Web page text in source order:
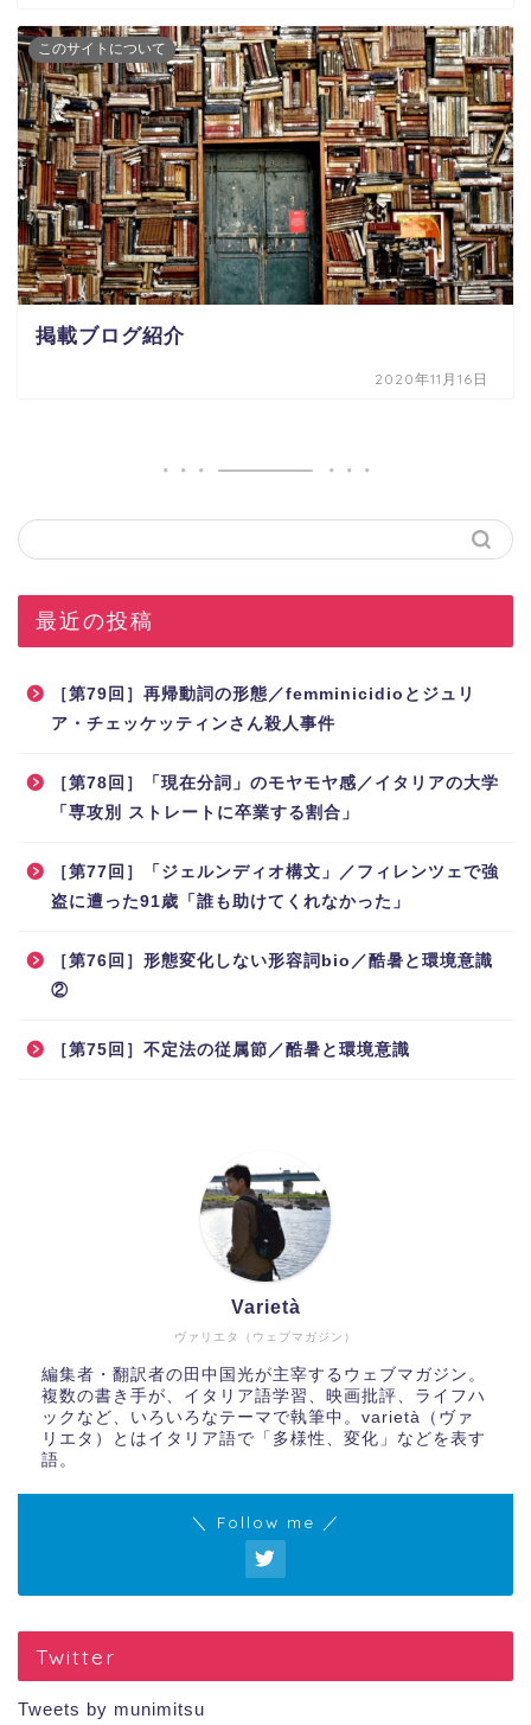
このサイトについて
掲載ブログ紹介
2020年11月16日
最近の投稿
［第79回］再帰動詞の形態／femminicidioとジュリ
ア・チェッケッティンさん殺人事件
［第78回］「現在分詞」のモヤモヤ感／イタリアの大学
「専攻別 ストレートに卒業する割合」
［第77回］「ジェルンディオ構文」／フィレンツェで強
盗に遭った91歳「誰も助けてくれなかった」
［第76回］形態変化しない形容詞bio／酷暑と環境意識
②
［第75回］不定法の従属節／酷暑と環境意識
ヴァリエタ（ウェブマガジン）
Varietà
編集者・翻訳者の田中国光が主宰するウェブマガジン。
複数の書き手が、イタリア語学習、映画批評、ライフハ
ックなど、いろいろなテーマで執筆中。varietà（ヴァ
リエタ）とはイタリア語で「多様性、変化」などを表す
語。
＼ Follow me ／
Twitter
Tweets by munimitsu